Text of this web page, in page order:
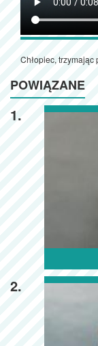
Chłopiec, trzymając
POWIĄZANE
1.
2.